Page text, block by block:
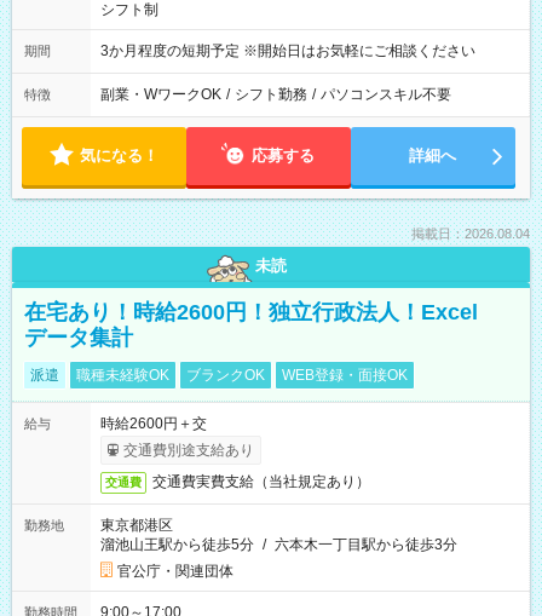
シフト制
期間 3か月程度の短期予定 ※開始日はお気軽にご相談ください
特徴 副業・WワークOK / シフト勤務 / パソコンスキル不要
気になる！ 応募する 詳細へ
掲載日：2026.08.04
未読
在宅あり！時給2600円！独立行政法人！Excel
データ集計
派遣 職種未経験OK ブランクOK WEB登録・面接OK
給与
時給2600円＋交
交通費別途支給あり
交通費 交通費実費支給（当社規定あり）
勤務地
東京都港区
溜池山王駅から徒歩5分 / 六本木一丁目駅から徒歩3分
官公庁・関連団体
勤務時間 9:00～17:00